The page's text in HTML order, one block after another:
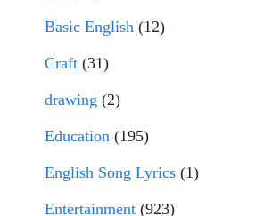
Basic English (12)
Craft (31)
drawing (2)
Education (195)
English Song Lyrics (1)
Entertainment (923)